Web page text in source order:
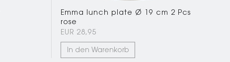
Emma lunch plate Ø 19 cm 2 Pcs
rose
EUR 28,95
In den Warenkorb